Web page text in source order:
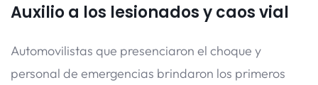
Auxilio a los lesionados y caos vial
Automovilistas que presenciaron el choque y
personal de emergencias brindaron los primeros